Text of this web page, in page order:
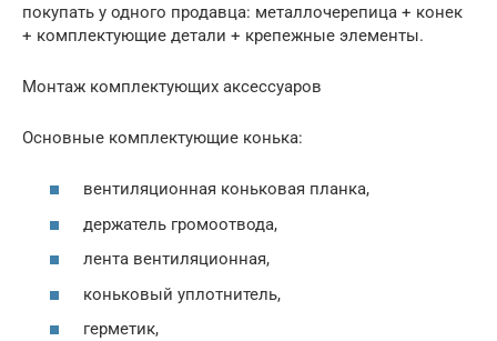
покупать у одного продавца: металлочерепица + конек
+ комплектующие детали + крепежные элементы.
Монтаж комплектующих аксессуаров
Основные комплектующие конька:
вентиляционная коньковая планка,
держатель громоотвода,
лента вентиляционная,
коньковый уплотнитель,
герметик,